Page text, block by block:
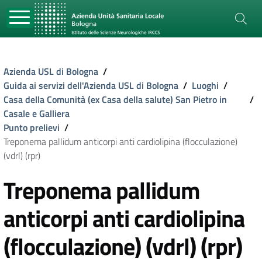
Azienda USL di Bologna /
Guida ai servizi dell'Azienda USL di Bologna / Luoghi /
Casa della Comunità (ex Casa della salute) San Pietro in
Casale e Galliera
/
Punto prelievi /
Treponema pallidum anticorpi anti cardiolipina (flocculazione)
(vdrl) (rpr)
Treponema pallidum
anticorpi anti cardiolipina
(flocculazione) (vdrl) (rpr)